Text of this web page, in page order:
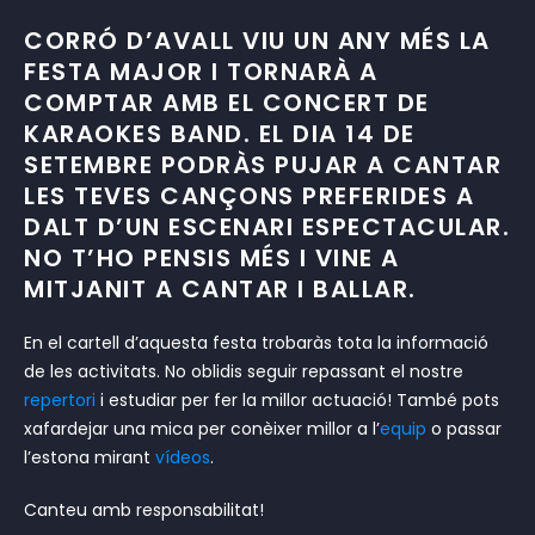
CORRÓ D’AVALL VIU UN ANY MÉS LA
FESTA MAJOR I TORNARÀ A
COMPTAR AMB EL CONCERT DE
KARAOKES BAND. EL DIA 14 DE
SETEMBRE PODRÀS PUJAR A CANTAR
LES TEVES CANÇONS PREFERIDES A
DALT D’UN ESCENARI ESPECTACULAR.
NO T’HO PENSIS MÉS I VINE A
MITJANIT A CANTAR I BALLAR.
En el cartell d’aquesta festa trobaràs tota la informació
de les activitats. No oblidis seguir repassant el nostre
repertori i estudiar per fer la millor actuació! També pots
xafardejar una mica per conèixer millor a l’equip o passar
l’estona mirant vídeos.
Canteu amb responsabilitat!